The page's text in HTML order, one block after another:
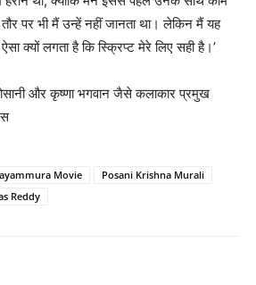
पर भी मैं उन्हें नहीं जानता था। लेकिन मैं यह
क्यों लगता है कि स्क्रिप्ट मेरे लिए सही है।’
और कृष्णा भगवान जैसे कलाकार प्रमुख
Movie
Posani Krishna Murali
Reddy